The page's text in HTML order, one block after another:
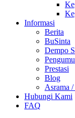
Informasi
Berita
BuSinta
Dempo
Prestasi
Blog
Asrama
Hubungi Kami
FAQ